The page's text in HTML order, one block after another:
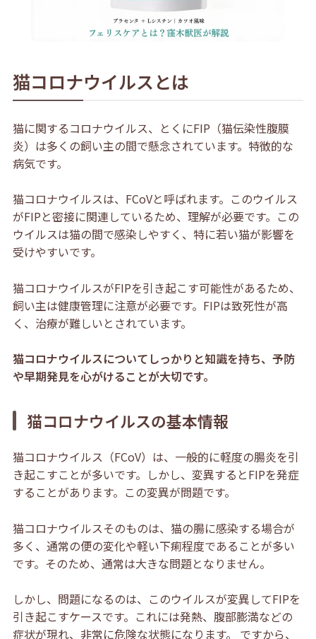
猫コロナウイルスとは
猫に関するコロナウイルス、とくにFIP（猫伝染性腹膜
炎）は多くの飼い主の間で懸念されています。特徴的な
病気です。
猫コロナウイルスは、FCoVと呼ばれます。このウイルス
がFIPと密接に関連しているため、理解が必要です。この
ウイルスは猫の間で感染しやすく、特に若い猫が影響を
受けやすいです。
猫コロナウイルスがFIPを引き起こす可能性があるため、
飼い主は健康管理に注意が必要です。FIPは致死性が高
く、治療が難しいとされています。
猫コロナウイルスについてしっかりと知識を持ち、予防
や早期発見を心がけることが大切です。
猫コロナウイルスの基本情報
猫コロナウイルス（FCoV）は、一般的に軽度の腸炎を引
き起こすことが多いです。しかし、変異するとFIPを発症
することがあります。この変異が問題です。
猫コロナウイルスそのものは、猫の腸に感染する場合が
多く、通常の便の変化や軽い下痢程度であることが多い
です。そのため、通常は大きな問題となりません。
しかし、問題になるのは、このウイルスが変異してFIPを
引き起こすケースです。これには発熱、腹部膨満などの
症状が現れ、非常に危険な状態になります。 ですから、